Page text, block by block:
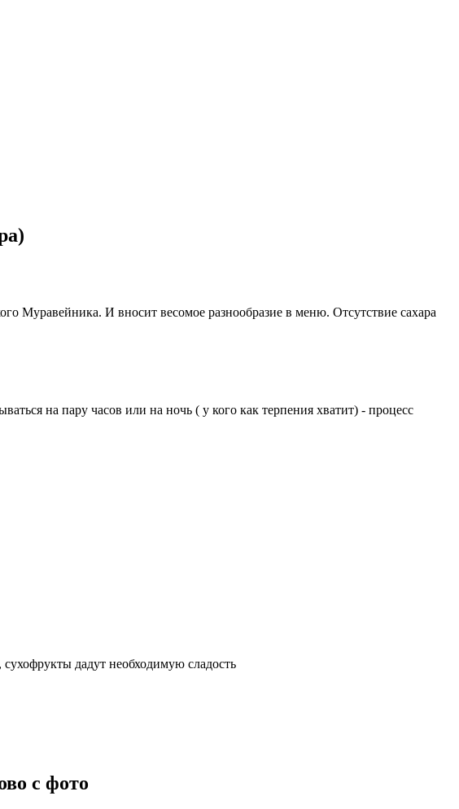
Муравейника. И вносит весомое разнообразие в меню. Отсутствие сахара
на пару часов или на ночь ( у кого как терпения хватит) - процесс
дадут необходимую сладость
с фото